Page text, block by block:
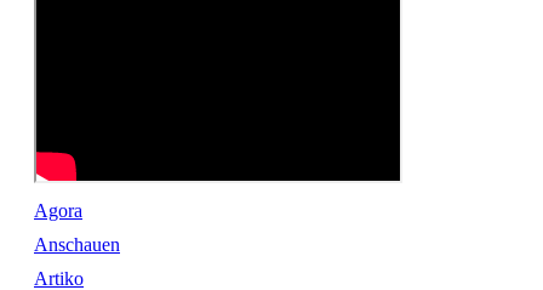
Agora
Anschauen
Artiko